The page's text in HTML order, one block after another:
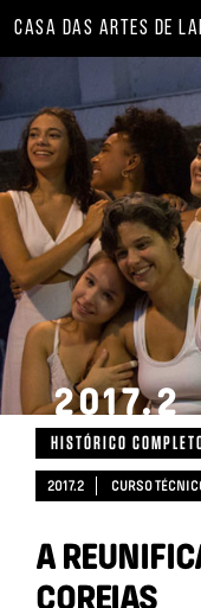
CASA DAS ARTES DE
2017.2
HISTÓRICO
2017.2 CURSO
A
COREIAS